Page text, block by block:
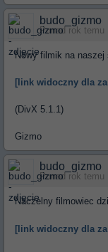
budo_gizmo
Ponad rok temu
Nowy filmik na naszej
[link widoczny dla
(DivX 5.1.1)
Gizmo
budo_gizmo
Ponad rok temu
Naczelny filmowiec
[link widoczny dla